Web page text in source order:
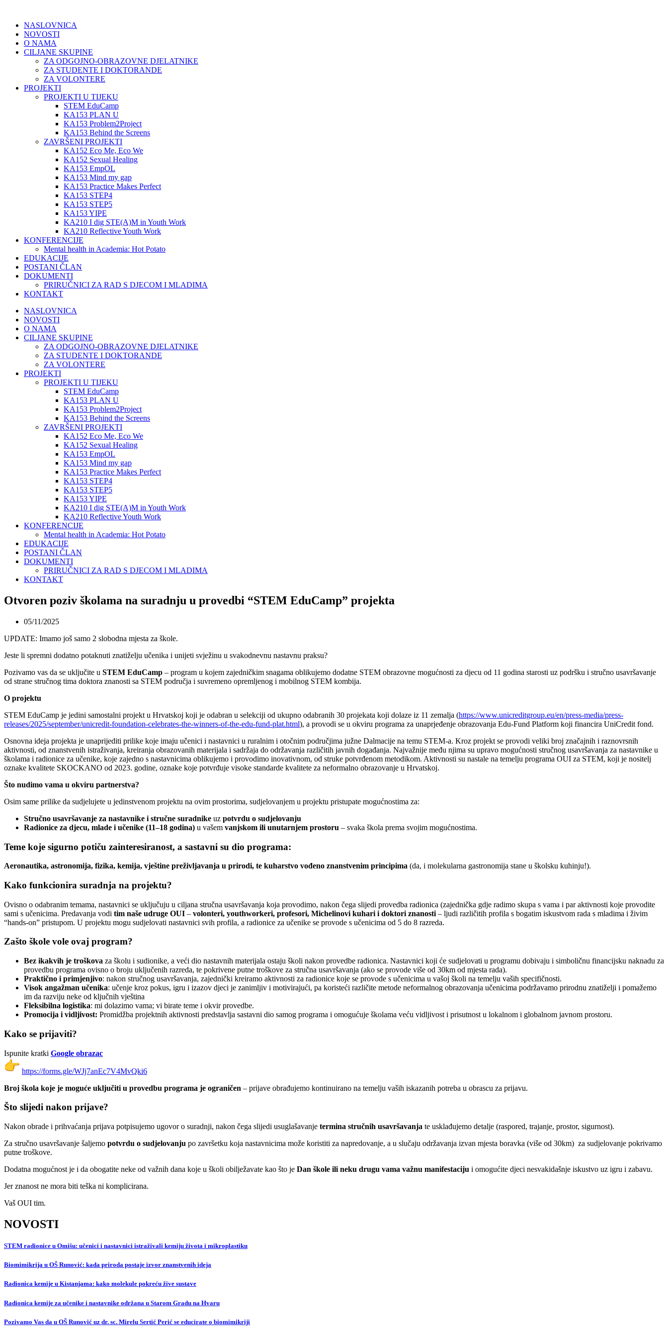
NASLOVNICA
NOVOSTI
O NAMA
CILJANE SKUPINE
ZA ODGOJNO-OBRAZOVNE DJELATNIKE
ZA STUDENTE I DOKTORANDE
ZA VOLONTERE
PROJEKTI
PROJEKTI U TIJEKU
STEM EduCamp
KA153 PLAN U
KA153 Problem2Project
KA153 Behind the Screens
ZAVRŠENI PROJEKTI
KA152 Eco Me, Eco We
KA152 Sexual Healing
KA153 EmpOL
KA153 Mind my gap
KA153 Practice Makes Perfect
KA153 STEP4
KA153 STEP5
KA153 YIPE
KA210 I dig STE(A)M in Youth Work
KA210 Reflective Youth Work
KONFERENCIJE
Mental health in Academia: Hot Potato
EDUKACIJE
POSTANI ČLAN
DOKUMENTI
PRIRUČNICI ZA RAD S DJECOM I MLADIMA
KONTAKT
NASLOVNICA
NOVOSTI
O NAMA
CILJANE SKUPINE
ZA ODGOJNO-OBRAZOVNE DJELATNIKE
ZA STUDENTE I DOKTORANDE
ZA VOLONTERE
PROJEKTI
PROJEKTI U TIJEKU
STEM EduCamp
KA153 PLAN U
KA153 Problem2Project
KA153 Behind the Screens
ZAVRŠENI PROJEKTI
KA152 Eco Me, Eco We
KA152 Sexual Healing
KA153 EmpOL
KA153 Mind my gap
KA153 Practice Makes Perfect
KA153 STEP4
KA153 STEP5
KA153 YIPE
KA210 I dig STE(A)M in Youth Work
KA210 Reflective Youth Work
KONFERENCIJE
Mental health in Academia: Hot Potato
EDUKACIJE
POSTANI ČLAN
DOKUMENTI
PRIRUČNICI ZA RAD S DJECOM I MLADIMA
KONTAKT
Otvoren poziv školama na suradnju u provedbi “STEM EduCamp” projekta
05/11/2025
UPDATE: Imamo još samo 2 slobodna mjesta za škole.
Jeste li spremni dodatno potaknuti znatiželju učenika i unijeti svježinu u svakodnevnu nastavnu praksu?
Pozivamo vas da se uključite u STEM EduCamp – program u kojem zajedničkim snagama oblikujemo dodatne STEM obrazovne mogućnosti za djecu od 11 godina starosti uz podršku i stručno usavršavanje
od strane stručnog tima doktora znanosti sa STEM područja i suvremeno opremljenog i mobilnog STEM kombija.
O projektu
STEM EduCamp je jedini samostalni projekt u Hrvatskoj koji je odabran u selekciji od ukupno odabranih 30 projekata koji dolaze iz 11 zemalja (https://www.unicreditgroup.eu/en/press-media/press-
releases/2025/september/unicredit-foundation-celebrates-the-winners-of-the-edu-fund-plat.html), a provodi se u okviru programa za unaprjeđenje obrazovanja Edu-Fund Platform koji financira UniCredit fond.
Osnovna ideja projekta je unaprijediti prilike koje imaju učenici i nastavnici u ruralnim i otočnim područjima južne Dalmacije na temu STEM-a. Kroz projekt se provodi veliki broj značajnih i raznovrsnih
aktivnosti, od znanstvenih istraživanja, kreiranja obrazovanih materijala i sadržaja do održavanja različitih javnih događanja. Najvažnije među njima su upravo mogućnosti stručnog usavršavanja za nastavnike u
školama i radionice za učenike, koje zajedno s nastavnicima oblikujemo i provodimo inovativnom, od struke potvrđenom metodikom. Aktivnosti su nastale na temelju programa OUI za STEM, koji je nositelj
oznake kvalitete SKOCKANO od 2023. godine, oznake koje potvrđuje visoke standarde kvalitete za neformalno obrazovanje u Hrvatskoj.
Što nudimo vama u okviru partnerstva?
Osim same prilike da sudjelujete u jedinstvenom projektu na ovim prostorima, sudjelovanjem u projektu pristupate mogućnostima za:
Stručno usavršavanje za nastavnike i stručne suradnike uz potvrdu o sudjelovanju
Radionice za djecu, mlade i učenike (11–18 godina) u vašem vanjskom ili unutarnjem prostoru – svaka škola prema svojim mogućnostima.
Teme koje sigurno potiču zainteresiranost, a sastavni su dio programa:
Aeronautika, astronomija, fizika, kemija, vještine preživljavanja u prirodi, te kuharstvo vođeno znanstvenim principima (da, i molekularna gastronomija stane u školsku kuhinju!).
Kako funkcionira suradnja na projektu?
Ovisno o odabranim temama, nastavnici se uključuju u ciljana stručna usavršavanja koja provodimo, nakon čega slijedi provedba radionica (zajednička gdje radimo skupa s vama i par aktivnosti koje provodite
sami s učenicima. Predavanja vodi tim naše udruge OUI – volonteri, youthworkeri, profesori, Michelinovi kuhari i doktori znanosti – ljudi različitih profila s bogatim iskustvom rada s mladima i živim
“hands-on” pristupom. U projektu mogu sudjelovati nastavnici svih profila, a radionice za učenike se provode s učenicima od 5 do 8 razreda.
Zašto škole vole ovaj program?
Bez ikakvih je troškova za školu i sudionike, a veći dio nastavnih materijala ostaju školi nakon provedbe radionica. Nastavnici koji će sudjelovati u programu dobivaju i simboličnu financijsku naknadu za
provedbu programa ovisno o broju uključenih razreda, te pokrivene putne troškove za stručna usavršavanja (ako se provode više od 30km od mjesta rada).
Praktično i primjenjivo: nakon stručnog usavršavanja, zajednički kreiramo aktivnosti za radionice koje se provode s učenicima u vašoj školi na temelju vaših specifičnosti.
Visok angažman učenika: učenje kroz pokus, igru i izazov djeci je zanimljiv i motivirajući, pa koristeći različite metode neformalnog obrazovanja učenicima podržavamo prirodnu znatiželji i pomažemo
im da razviju neke od ključnih vještina
Fleksibilna logistika: mi dolazimo vama; vi birate teme i okvir provedbe.
Promocija i vidljivost: Promidžba projektnih aktivnosti predstavlja sastavni dio samog programa i omogućuje školama veću vidljivost i prisutnost u lokalnom i globalnom javnom prostoru.
Kako se prijaviti?
Ispunite kratki Google obrazac
https://forms.gle/WJj7anEc7V4MvQki6
Broj škola koje je moguće uključiti u provedbu programa je ograničen – prijave obrađujemo kontinuirano na temelju vaših iskazanih potreba u obrascu za prijavu.
Što slijedi nakon prijave?
Nakon obrade i prihvaćanja prijava potpisujemo ugovor o suradnji, nakon čega slijedi usuglašavanje termina stručnih usavršavanja te usklađujemo detalje (raspored, trajanje, prostor, sigurnost).
Za stručno usavršavanje šaljemo potvrdu o sudjelovanju po završetku koja nastavnicima može koristiti za napredovanje, a u slučaju održavanja izvan mjesta boravka (više od 30km) za sudjelovanje pokrivamo
putne troškove.
Dodatna mogućnost je i da obogatite neke od važnih dana koje u školi obilježavate kao što je Dan škole ili neku drugu vama važnu manifestaciju i omogućite djeci nesvakidašnje iskustvo uz igru i zabavu.
Jer znanost ne mora biti teška ni komplicirana.
Vaš OUI tim.
NOVOSTI
STEM radionice u Omišu: učenici i nastavnici istraživali kemiju života i mikroplastiku
Biomimikrija u OŠ Runović: kada priroda postaje izvor znanstvenih ideja
Radionica kemije u Kistanjama: kako molekule pokreću žive sustave
Radionica kemije za učenike i nastavnike održana u Starom Gradu na Hvaru
Pozivamo Vas da u OŠ Runović uz dr. sc. Mirelu Sertić Perić se educirate o biomimikriji